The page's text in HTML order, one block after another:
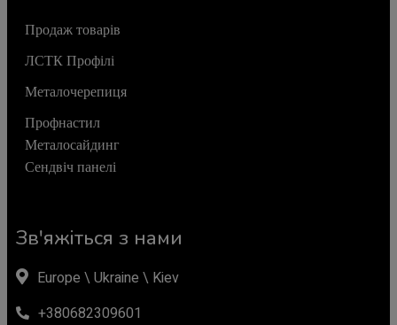
Продаж товарів
ЛСТК Профілі
Металочерепиця
Профнастил
Металосайдинг
Сендвіч панелі
Зв'яжіться з нами
Europe \ Ukraine \ Kiev
+380682309601